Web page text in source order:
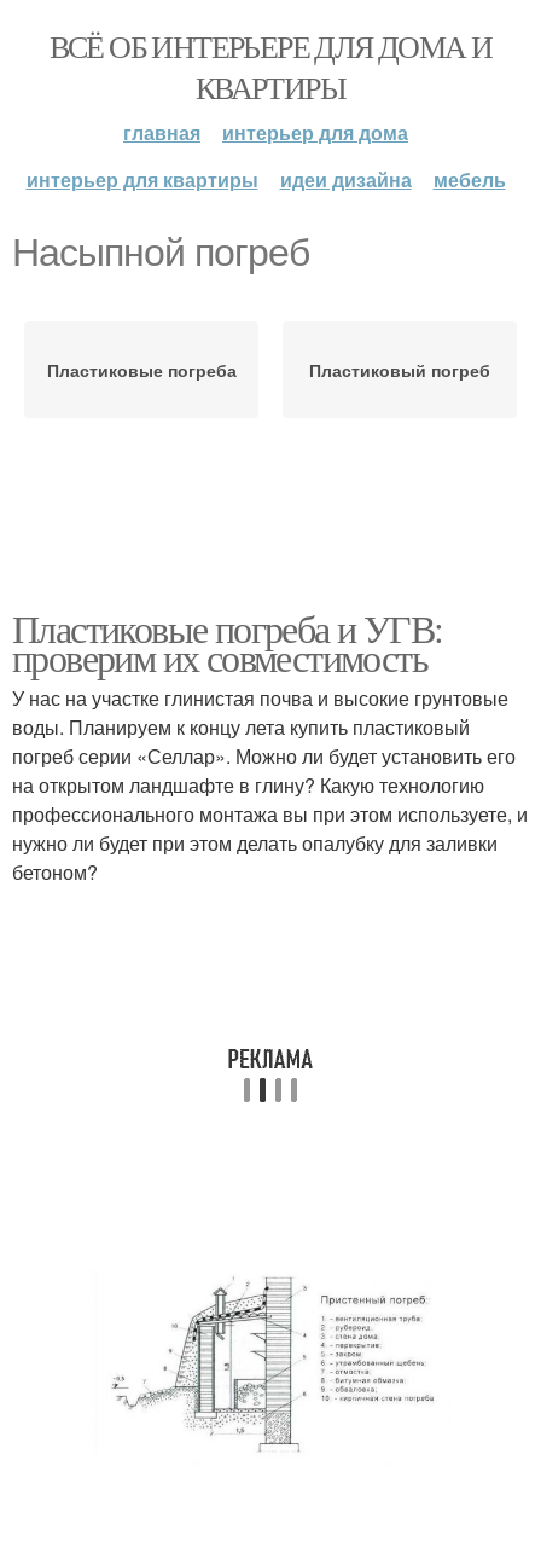
ВСЁ ОБ ИНТЕРЬЕРЕ ДЛЯ ДОМА И
КВАРТИРЫ
главная
интерьер для дома
интерьер для квартиры
идеи дизайна мебель
Насыпной погреб
Пластиковые погреба Пластиковый погреб
Пластиковые погреба и УГВ:
проверим их совместимость
У нас на участке глинистая почва и высокие грунтовые
воды. Планируем к концу лета купить пластиковый
погреб серии «Селлар». Можно ли будет установить его
на открытом ландшафте в глину? Какую технологию
профессионального монтажа вы при этом используете, и
нужно ли будет при этом делать опалубку для заливки
бетоном?